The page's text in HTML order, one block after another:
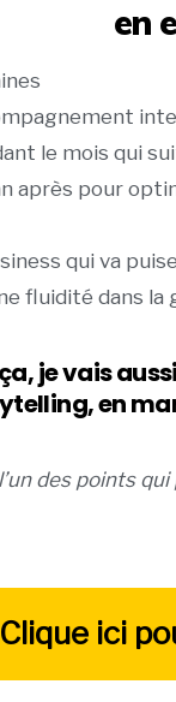
en
le mois qui
après pour
qui va
fluidité dans la
ça, je vais
en
des points
Clique ici